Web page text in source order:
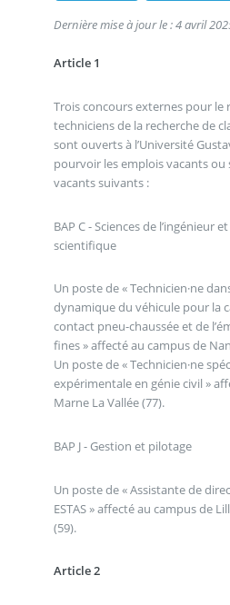
Dernière mise à jour le : 4 avril
Article 1
Trois concours externes pour le
techniciens de la recherche de
sont ouverts à l’Université
pourvoir les emplois vacants ou
vacants suivants :
BAP C - Sciences de l’ingénieur
scientifique
Un poste de « Technicien·ne
dynamique du véhicule pour la
contact pneu-chaussée et de
fines » affecté au campus de
Un poste de « Technicien·ne
expérimentale en génie civil »
Marne La Vallée (77).
BAP J - Gestion et pilotage
Un poste de « Assistante de
ESTAS » affecté au campus de
(59).
Article 2